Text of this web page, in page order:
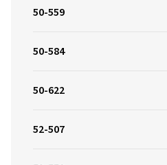
50-559
50-584
50-622
52-507